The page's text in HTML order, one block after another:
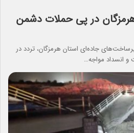
در پی حملات دشمن
جاده‌ای استان هرمزگان، تردد در
انسداد مواجه…